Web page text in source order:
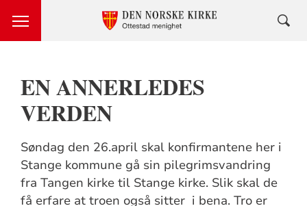
EN ANNERLEDES
VERDEN
Søndag den 26.april skal konfirmantene her i
Stange kommune gå sin pilegrimsvandring
fra Tangen kirke til Stange kirke. Slik skal de
få erfare at troen også sitter i bena. Tro er